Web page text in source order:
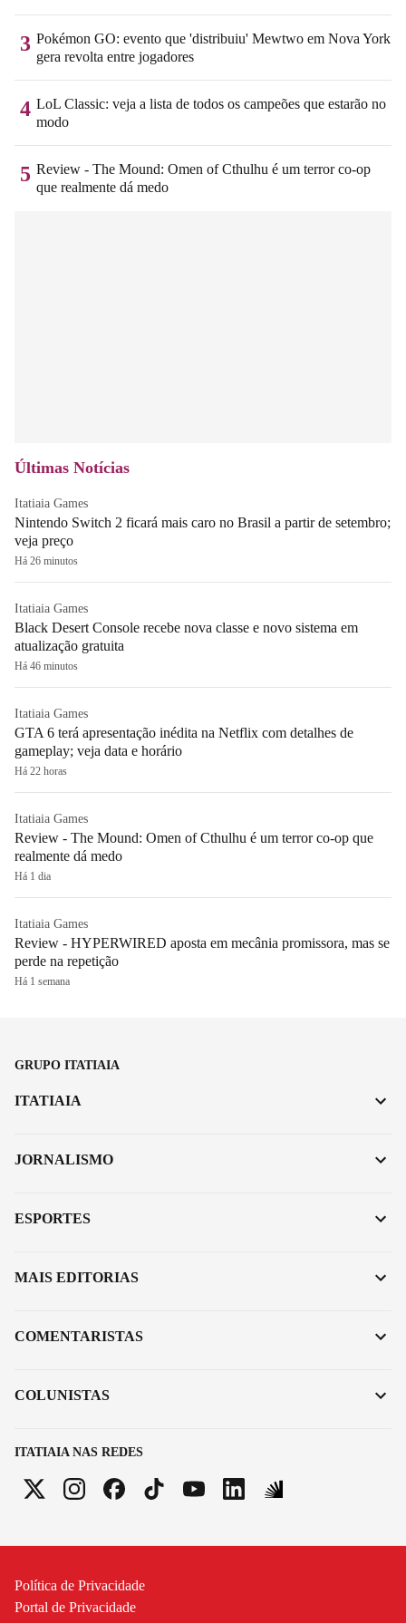
3 Pokémon GO: evento que 'distribuiu' Mewtwo em Nova York
gera revolta entre jogadores
4 LoL Classic: veja a lista de todos os campeões que estarão no
modo
5 Review - The Mound: Omen of Cthulhu é um terror co-op
que realmente dá medo
Últimas Notícias
Itatiaia Games
Nintendo Switch 2 ficará mais caro no Brasil a partir de setembro;
veja preço
Há 26 minutos
Itatiaia Games
Black Desert Console recebe nova classe e novo sistema em
atualização gratuita
Há 46 minutos
Itatiaia Games
GTA 6 terá apresentação inédita na Netflix com detalhes de
gameplay; veja data e horário
Há 22 horas
Itatiaia Games
Review - The Mound: Omen of Cthulhu é um terror co-op que
realmente dá medo
Há 1 dia
Itatiaia Games
Review - HYPERWIRED aposta em mecânia promissora, mas se
perde na repetição
Há 1 semana
GRUPO ITATIAIA
ITATIAIA NAS REDES
ITATIAIA
JORNALISMO
ESPORTES
MAIS EDITORIAS
COMENTARISTAS
COLUNISTAS
Política de Privacidade
Portal de Privacidade